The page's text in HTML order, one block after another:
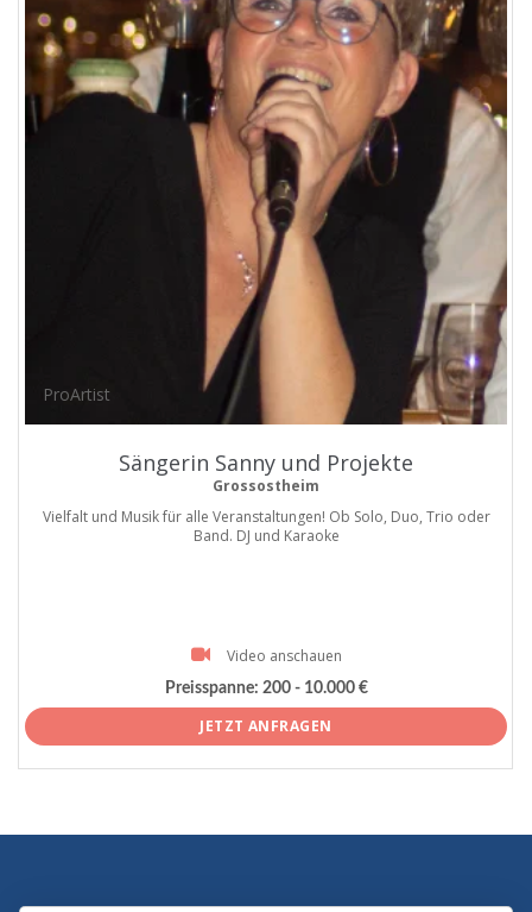
ProArtist
Sängerin Sanny und Projekte
Grossostheim
Vielfalt und Musik für alle Veranstaltungen! Ob Solo, Duo, Trio oder
Band. DJ und Karaoke
Video anschauen
Preisspanne: 200 - 10.000 €
JETZT ANFRAGEN